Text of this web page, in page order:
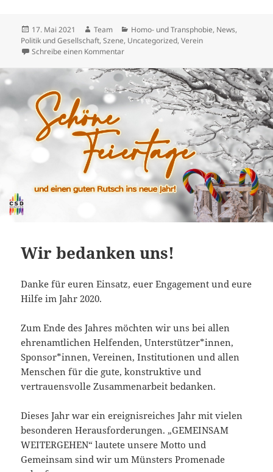
Veröffentlicht
am
17. Mai 2021 Autor
Team Kategorien
Homo- und Transphobie, News,
Politik und Gesellschaft,Szene, Uncategorized,Verein
Schreibe einen Kommentarzu Zusammen für MEHR Akzeptanz und
Wir bedanken uns!
Danke für euren Einsatz, euer Engagement und eure
Hilfe im Jahr 2020.
Zum Ende des Jahres möchten wir uns bei allen
ehrenamtlichen Helfenden, Unterstützer*innen,
Sponsor*innen, Vereinen, Institutionen und allen
Menschen für die gute, konstruktive und
vertrauensvolle Zusammenarbeit bedanken.
Dieses Jahr war ein ereignisreiches Jahr mit vielen
besonderen Herausforderungen. „GEMEINSAM
WEITERGEHEN“ lautete unsere Motto und
Gemeinsam sind wir um Münsters Promenade